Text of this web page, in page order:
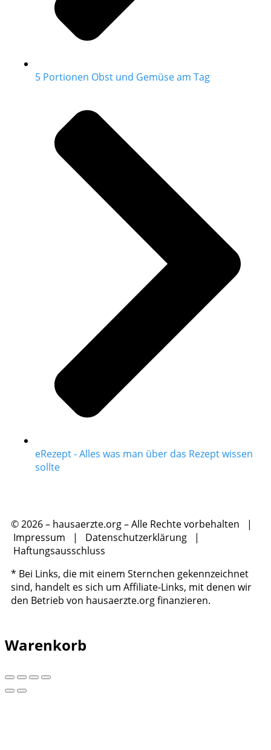
5 Portionen Obst und Gemüse am Tag
eRezept - Alles was man über das Rezept wissen
sollte
© 2026 – hausaerzte.org – Alle Rechte vorbehalten |
Impressum | Datenschutzerklärung |
Haftungsausschluss
* Bei Links, die mit einem Sternchen gekennzeichnet
sind, handelt es sich um Affiliate-Links, mit denen wir
den Betrieb von hausaerzte.org finanzieren.
Warenkorb